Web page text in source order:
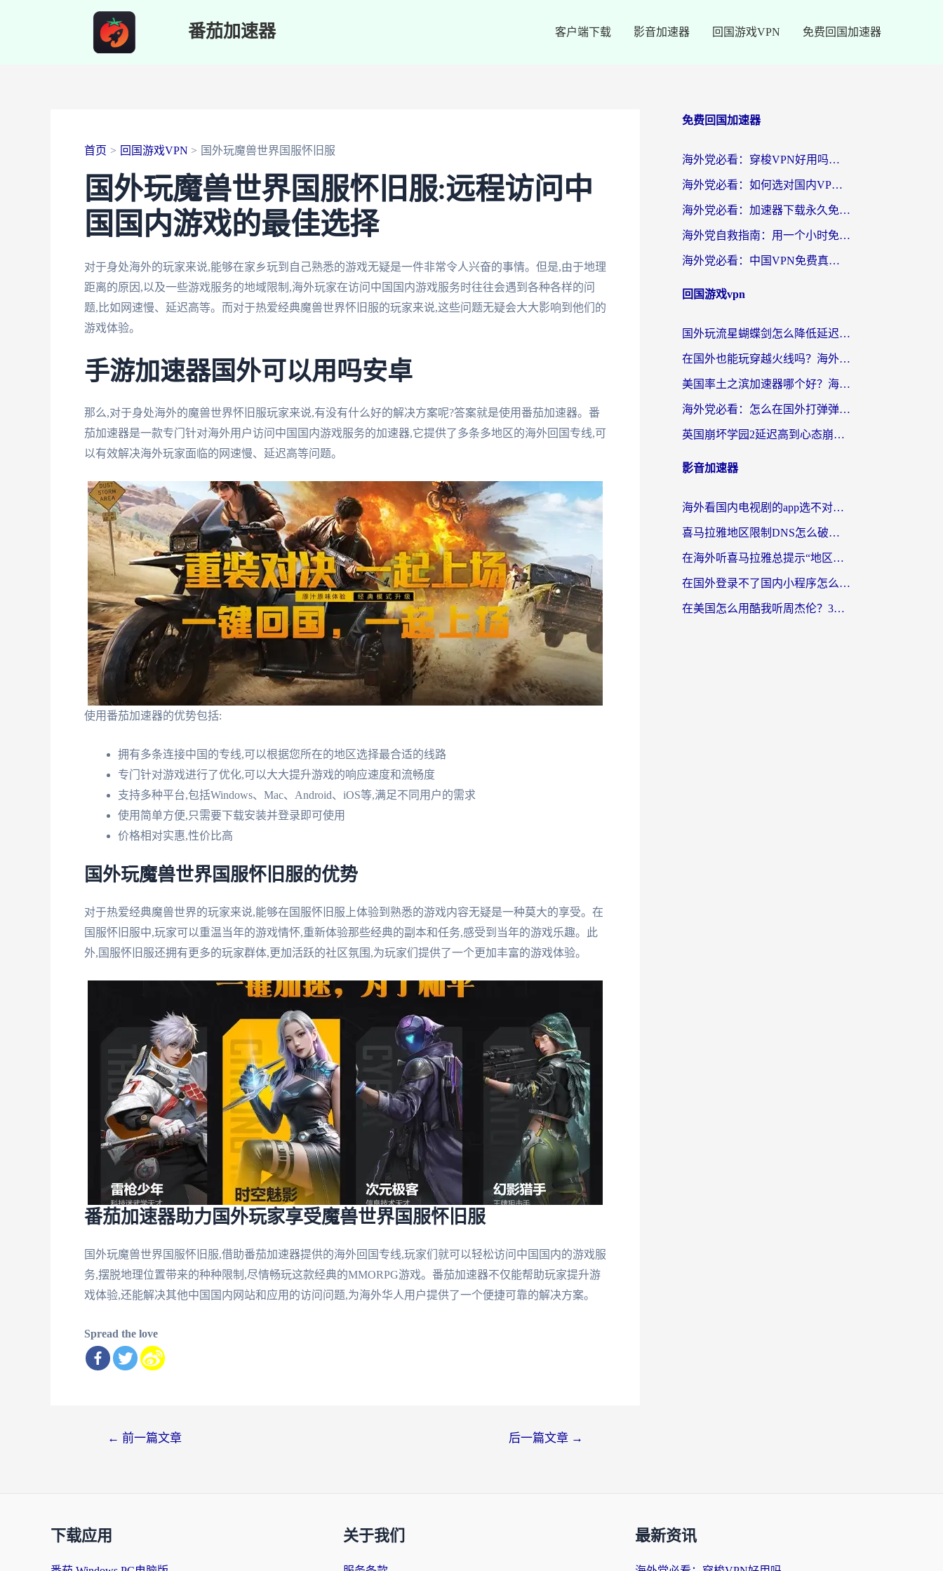
番茄加速器 客户端下载 影音加速器 回国游戏VPN 免费回国加速器
首页 回国游戏VPN 国外玩魔兽世界国服怀旧服
国外玩魔兽世界国服怀旧服:远程访问中
国国内游戏的最佳选择
对于身处海外的玩家来说,能够在家乡玩到自己熟悉的游戏无疑是一件非常令人兴奋的事情。但是,由于地理
距离的原因,以及一些游戏服务的地域限制,海外玩家在访问中国国内游戏服务时往往会遇到各种各样的问
题,比如网速慢、延迟高等。而对于热爱经典魔兽世界怀旧服的玩家来说,这些问题无疑会大大影响到他们的
游戏体验。
手游加速器国外可以用吗安卓
那么,对于身处海外的魔兽世界怀旧服玩家来说,有没有什么好的解决方案呢?答案就是使用番茄加速器。番
茄加速器是一款专门针对海外用户访问中国国内游戏服务的加速器,它提供了多条多地区的海外回国专线,可
以有效解决海外玩家面临的网速慢、延迟高等问题。
使用番茄加速器的优势包括:
拥有多条连接中国的专线,可以根据您所在的地区选择最合适的线路
专门针对游戏进行了优化,可以大大提升游戏的响应速度和流畅度
支持多种平台,包括Windows、Mac、Android、iOS等,满足不同用户的需求
使用简单方便,只需要下载安装并登录即可使用
价格相对实惠,性价比高
国外玩魔兽世界国服怀旧服的优势
对于热爱经典魔兽世界的玩家来说,能够在国服怀旧服上体验到熟悉的游戏内容无疑是一种莫大的享受。在
国服怀旧服中,玩家可以重温当年的游戏情怀,重新体验那些经典的副本和任务,感受到当年的游戏乐趣。此
外,国服怀旧服还拥有更多的玩家群体,更加活跃的社区氛围,为玩家们提供了一个更加丰富的游戏体验。
番茄加速器助力国外玩家享受魔兽世界国服怀旧服
国外玩魔兽世界国服怀旧服,借助番茄加速器提供的海外回国专线,玩家们就可以轻松访问中国国内的游戏服
务,摆脱地理位置带来的种种限制,尽情畅玩这款经典的MMORPG游戏。番茄加速器不仅能帮助玩家提升游
戏体验,还能解决其他中国国内网站和应用的访问问题,为海外华人用户提供了一个便捷可靠的解决方案。
Spread the love
← 前一篇文章 后一篇文章 →
免费回国加速器
海外党必看：穿梭VPN好用吗？和云帆VPN对比哪个回国效果更好？附真实测评+避坑指南
海外党必看：如何选对国内VPN，实现无缝访问国内资源？
海外党必看：加速器下载永久免费版真的存在吗？教你无缝访问国内资源的正确姿势
海外党自救指南：用一个小时免费加速器，轻松打破国内资源访问壁垒？
海外党必看：中国VPN免费真的靠谱吗？手把手教你选对回国加速器
回国游戏vpn
国外玩流星蝴蝶剑怎么降低延迟？海外党必看的加速秘籍（含欧洲鸣潮&彩虹岛优化攻略）
在国外也能玩穿越火线吗？海外玩家国服游戏畅玩终极指南
美国率土之滨加速器哪个好？海外党国服游戏畅玩终极指南（附多游戏解决方案）
海外党必看：怎么在国外打弹弹堂不卡？番茄加速器亲测指南
英国崩坏学园2延迟高到心态崩？海外党国服游戏加速终极指南
影音加速器
海外看国内电视剧的app选不对？这份回国加速器避坑指南帮你流畅追剧
喜马拉雅地区限制DNS怎么破？海外党听国内音乐听书的终极解决方案
在海外听喜马拉雅总提示“地区限制”？3步轻松解除+听国内音乐全攻略
在国外登录不了国内小程序怎么办？选对回国加速器，轻松解锁国内资源
在美国怎么用酷我听周杰伦？3步搞定海外听歌难题
下载应用 关于我们 最新资讯